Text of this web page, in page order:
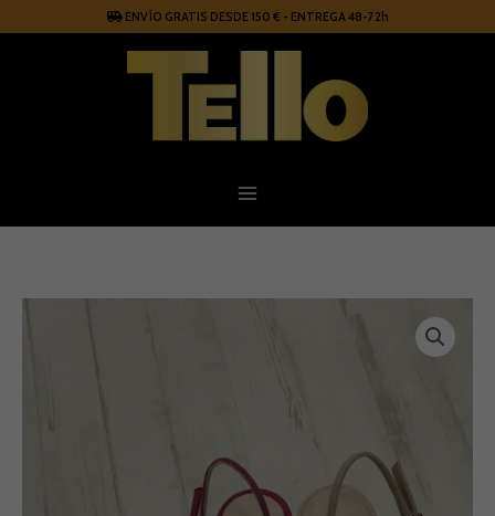
ENVÍO GRATIS DESDE 150 € - ENTREGA 48-72h